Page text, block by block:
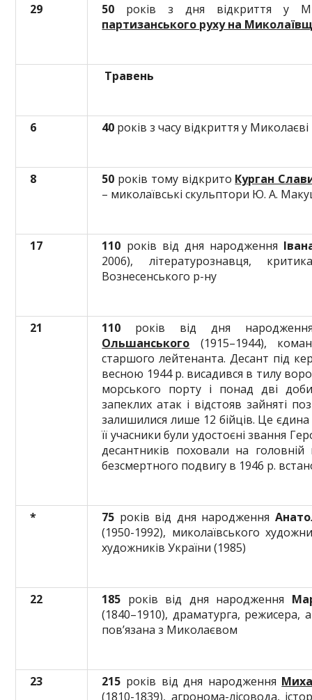
29 50 років з дня відкриття у
партизанського руху на
Травень
6 40 років з часу відкриття у Миколаєві
8 50 років тому відкрито Курган
– миколаївські скульптори Ю. А.
17 110 років від дня народження
2006), літературознавця,
Вознесенського р-ну
21 110 років від дня
Ольшанського (1915–1944),
старшого лейтенанта. Десант під
весною 1944 р. висадився в тилу
морського порту і понад дві
запеклих атак і відстояв зайняті
залишилися лише 12 бійців. Це
її учасники були удостоєні звання
десантників поховали на
безсмертного подвигу в 1946 р.
* 75 років від дня народження А
(1950-1992), миколаївського
художників України (1985)
22 185 років від дня народження
(1840–1910), драматурга, режисера,
пов’язана з Миколаєвом
23 215 років від дня народження
(1810-1839), агронома-лісовода,